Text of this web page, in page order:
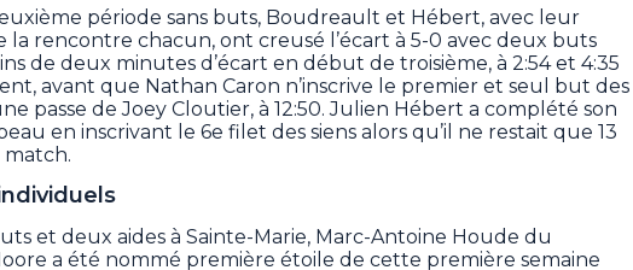
période sans buts, Boudreault et Hébert, avec leur
la rencontre chacun, ont creusé l’écart à 5-0 avec deux buts
de deux minutes d’écart en début de troisième, à 2:54 et 4:35
avant que Nathan Caron n’inscrive le premier et seul but des
passe de Joey Cloutier, à 12:50. Julien Hébert a complété son
en inscrivant le 6e filet des siens alors qu’il ne restait que 13
match.
et deux aides à Sainte-Marie, Marc-Antoine Houde du
a été nommé première étoile de cette première semaine